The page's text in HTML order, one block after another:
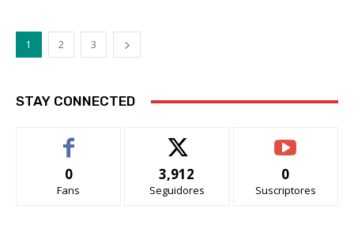
1 2 3
STAY CONNECTED
0
Fans
3,912
Seguidores
0
Suscriptores